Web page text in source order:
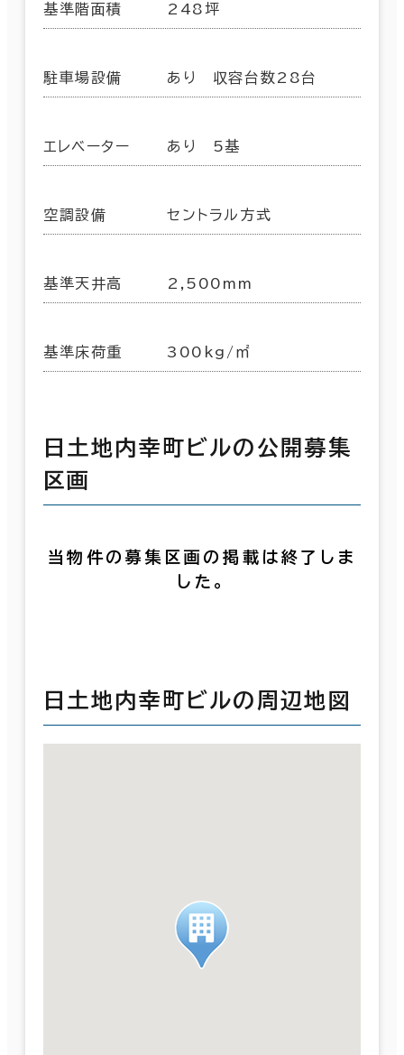
基準階面積 248坪
駐車場設備 あり 収容台数28台
エレベーター あり 5基
空調設備 セントラル方式
基準天井高 2,500mm
基準床荷重 300kg/㎡
日土地内幸町ビルの公開募集
区画
当物件の募集区画の掲載は終了しま
した。
日土地内幸町ビルの周辺地図